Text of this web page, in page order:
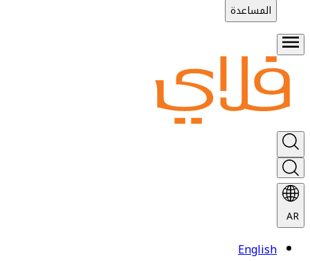
المساعدة
AR
English